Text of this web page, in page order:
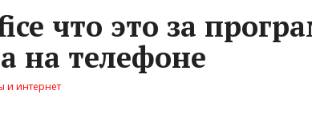
что это за
на телефоне
и интернет